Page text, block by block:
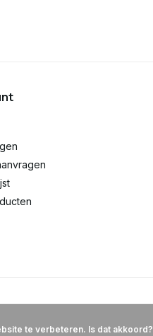
te verbeteren. Is dat akkoord?